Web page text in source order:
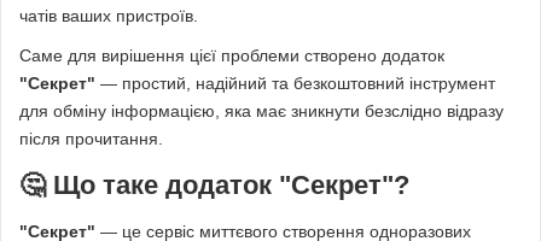
чатів ваших пристроїв.
Саме для вирішення цієї проблеми створено додаток
"Секрет" — простий, надійний та безкоштовний інструмент
для обміну інформацією, яка має зникнути безслідно відразу
після прочитання.
🤔 Що таке додаток "Секрет"?
"Секрет" — це сервіс миттєвого створення одноразових